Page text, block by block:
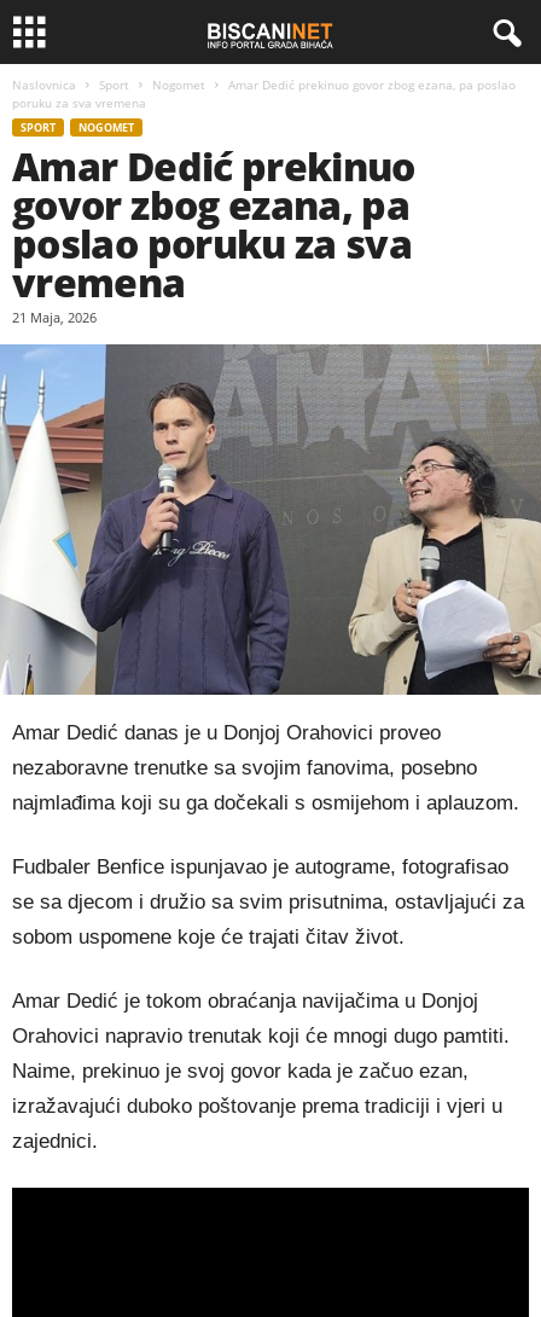
Naslovnica Sport Nogomet
Amar Dedić prekinuo govor zbog ezana, pa poslao
poruku za sva vremena
SPORT NOGOMET
Amar Dedić prekinuo
govor zbog ezana, pa
poslao poruku za sva
vremena
21 Maja, 2026
Amar Dedić danas je u Donjoj Orahovici proveo
nezaboravne trenutke sa svojim fanovima, posebno
najmlađima koji su ga dočekali s osmijehom i aplauzom.
Fudbaler Benfice ispunjavao je autograme, fotografisao
se sa djecom i družio sa svim prisutnima, ostavljajući za
sobom uspomene koje će trajati čitav život.
Amar Dedić je tokom obraćanja navijačima u Donjoj
Orahovici napravio trenutak koji će mnogi dugo pamtiti.
Naime, prekinuo je svoj govor kada je začuo ezan,
izražavajući duboko poštovanje prema tradiciji i vjeri u
zajednici.